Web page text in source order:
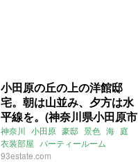
小田原の丘の上の洋館邸
宅。朝は山並み、夕方は水
平線を。(神奈川県小田原市
355㎡の売買物件)
神奈川 小田原 豪邸 景色 海 庭
衣装部屋 パーティールーム
二世帯住宅 高台
93estate.com